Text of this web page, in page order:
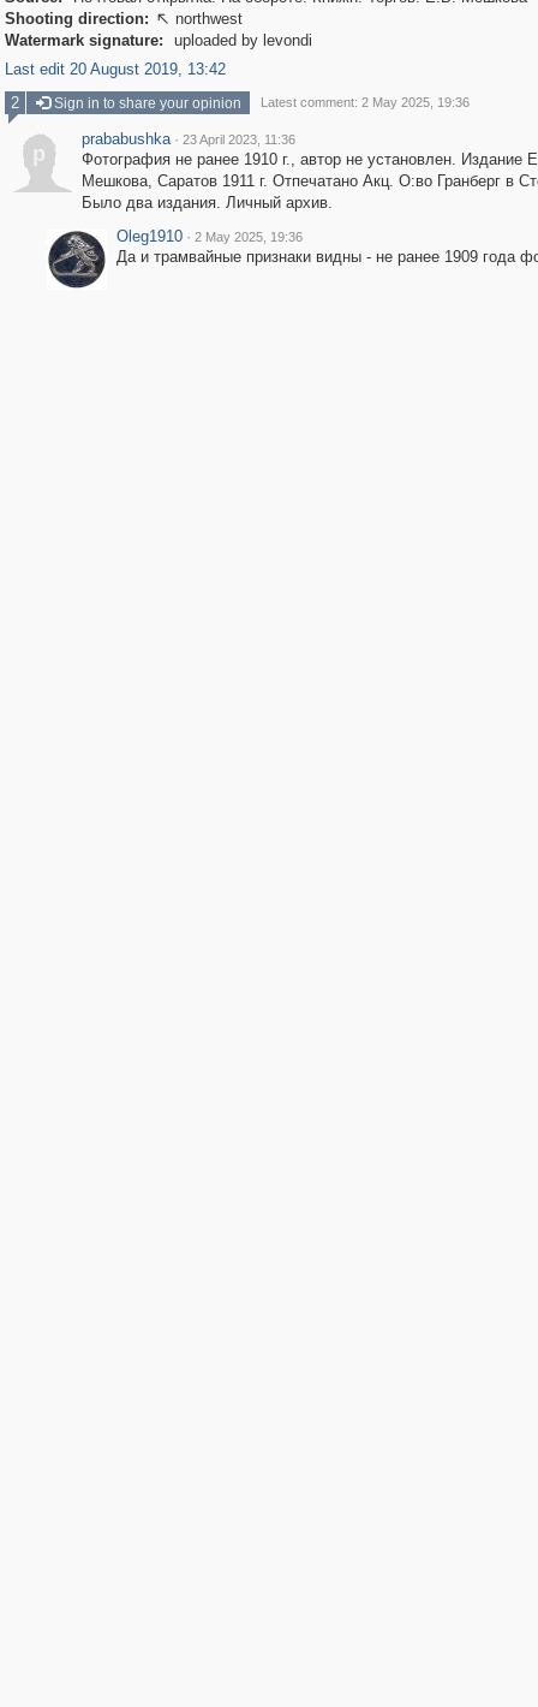
Shooting direction:  northwest
Watermark signature:
uploaded by levondi
Last edit 20 August 2019, 13:42
2
Sign in to share your opinion Latest comment: 2 May 2025, 19:36
p
prababushka · 23 April 2023, 11:36
Фотография не ранее 1910 г., автор не установлен. Издание
Мешкова, Саратов 1911 г. Отпечатано Акц. О:во Гранберг в
Было два издания. Личный архив.
Oleg1910 · 2 May 2025, 19:36
Да и трамвайные признаки видны - не ранее 1909 года